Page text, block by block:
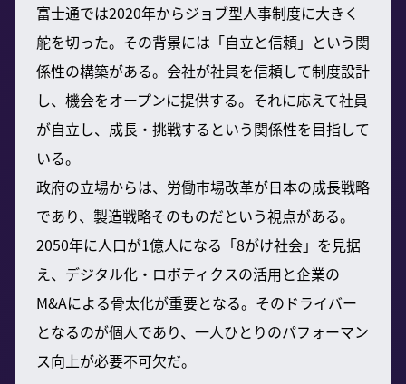
富士通では2020年からジョブ型人事制度に大きく
舵を切った。その背景には「自立と信頼」という関
係性の構築がある。会社が社員を信頼して制度設計
し、機会をオープンに提供する。それに応えて社員
が自立し、成長・挑戦するという関係性を目指して
いる。
政府の立場からは、労働市場改革が日本の成長戦略
であり、製造戦略そのものだという視点がある。
2050年に人口が1億人になる「8がけ社会」を見据
え、デジタル化・ロボティクスの活用と企業の
M&Aによる骨太化が重要となる。そのドライバー
となるのが個人であり、一人ひとりのパフォーマン
ス向上が必要不可欠だ。